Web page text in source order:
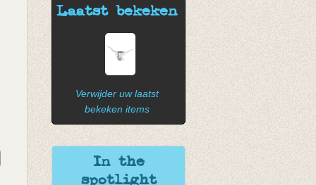
Laatst bekeken
Verwijder uw laatst
bekeken items
In the
spotlight